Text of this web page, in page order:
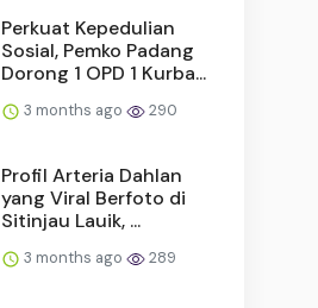
Perkuat Kepedulian
Sosial, Pemko Padang
Dorong 1 OPD 1 Kurba...
3 months ago 290
Profil Arteria Dahlan
yang Viral Berfoto di
Sitinjau Lauik, ...
3 months ago 289